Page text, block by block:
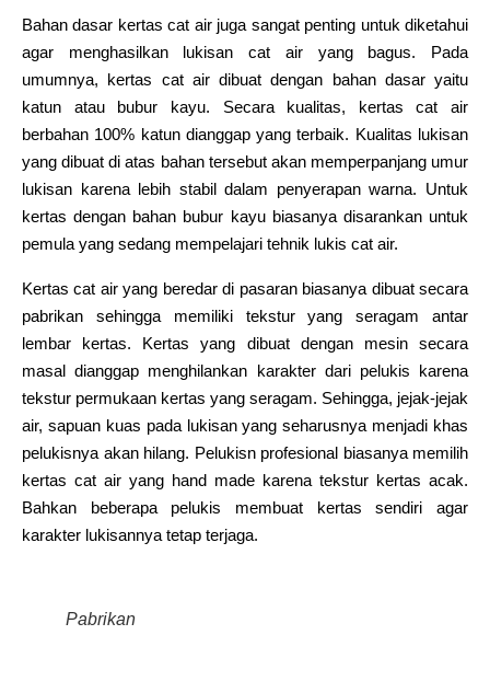
Bahan dasar kertas cat air juga sangat penting untuk diketahui
agar menghasilkan lukisan cat air yang bagus. Pada
umumnya, kertas cat air dibuat dengan bahan dasar yaitu
katun atau bubur kayu. Secara kualitas, kertas cat air
berbahan 100% katun dianggap yang terbaik. Kualitas lukisan
yang dibuat di atas bahan tersebut akan memperpanjang umur
lukisan karena lebih stabil dalam penyerapan warna. Untuk
kertas dengan bahan bubur kayu biasanya disarankan untuk
pemula yang sedang mempelajari tehnik lukis cat air.
Kertas cat air yang beredar di pasaran biasanya dibuat secara
pabrikan sehingga memiliki tekstur yang seragam antar
lembar kertas. Kertas yang dibuat dengan mesin secara
masal dianggap menghilankan karakter dari pelukis karena
tekstur permukaan kertas yang seragam. Sehingga, jejak-jejak
air, sapuan kuas pada lukisan yang seharusnya menjadi khas
pelukisnya akan hilang. Pelukisn profesional biasanya memilih
kertas cat air yang hand made karena tekstur kertas acak.
Bahkan beberapa pelukis membuat kertas sendiri agar
karakter lukisannya tetap terjaga.
Pabrikan